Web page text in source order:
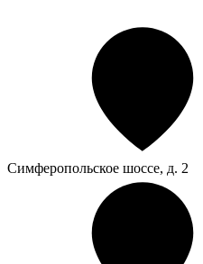
Симферопольское шоссе, д. 2